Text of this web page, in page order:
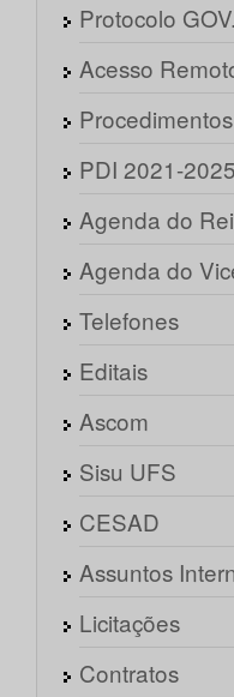
Protocolo
Acesso
PDI 2021-2025
Agenda do
Agenda do
Telefones
Editais
Ascom
Sisu UFS
CESAD
Assuntos
Licitações
Contratos